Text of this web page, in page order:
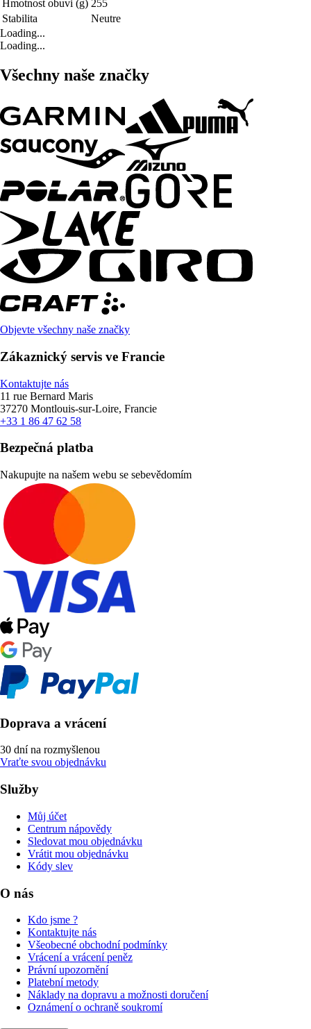
Hmotnost obuvi (g) 255
Stabilita
Neutre
Loading...
Loading...
Všechny naše značky
Objevte všechny naše značky
Zákaznický servis ve Francie
Kontaktujte nás
11 rue Bernard Maris
37270 Montlouis-sur-Loire, Francie
+33 1 86 47 62 58
Bezpečná platba
Nakupujte na našem webu se sebevědomím
Doprava a vrácení
30 dní na rozmyšlenou
Vraťte svou objednávku
Služby
Můj účet
Centrum nápovědy
Sledovat mou objednávku
Vrátit mou objednávku
Kódy slev
O nás
Kdo jsme ?
Kontaktujte nás
Všeobecné obchodní podmínky
Vrácení a vrácení peněz
Právní upozornění
Platební metody
Náklady na dopravu a možnosti doručení
Oznámení o ochraně soukromí